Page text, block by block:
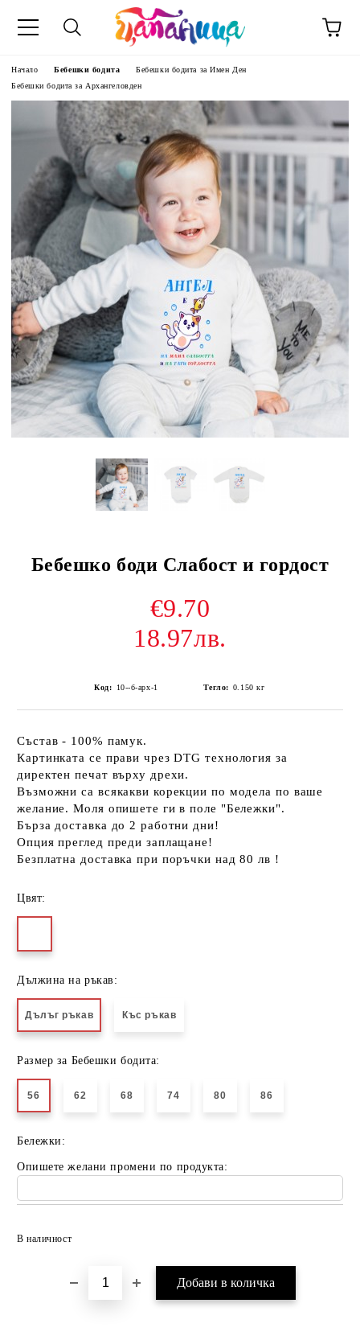
Начало Бебешки бодита
Бебешки бодита за Имен Ден
Бебешки бодита за Архангеловден
Бебешко боди Слабост и гордост
€9.70
18.97лв.
Код: 10--б-арх-1 Тегло: 0.150 кг
Състав - 100% памук.
Картинката се прави чрез DTG технология за
директен печат върху дрехи.
Възможни са всякакви корекции по модела по ваше
желание. Моля опишете ги в поле "Бележки".
Бърза доставка до 2 работни дни!
Опция преглед преди заплащане!
Безплатна доставка при поръчки над 80 лв !
Цвят:
Дължина на ръкав:
Дълъг ръкав Къс ръкав
Размер за Бебешки бодита:
56 62 68 74 80 86
Бележки:
Опишете желани промени по продукта:
В наличност